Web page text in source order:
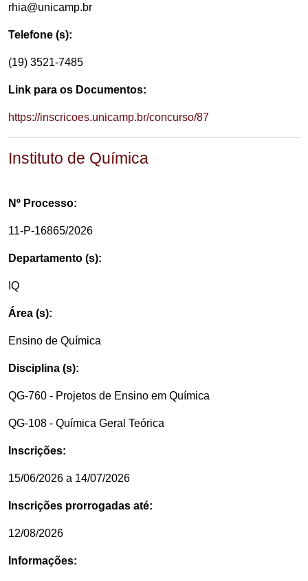
rhia@unicamp.br
Telefone (s):
(19) 3521-7485
Link para os Documentos:
https://inscricoes.unicamp.br/concurso/87
Instituto de Química
Nº Processo:
11-P-16865/2026
Departamento (s):
IQ
Área (s):
Ensino de Química
Disciplina (s):
QG-760 - Projetos de Ensino em Química
QG-108 - Química Geral Teórica
Inscrições:
15/06/2026 a 14/07/2026
Inscrições prorrogadas até:
12/08/2026
Informações: